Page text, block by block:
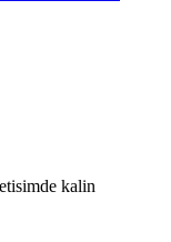
kalin